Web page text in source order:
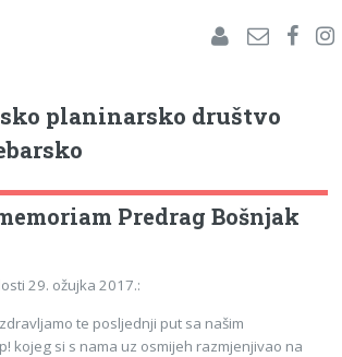
planinarsko društvo
Predrag Bošnjak
29. ožujka 2017.:
te posljednji put sa našim
kojeg si s nama uz osmijeh razmjenjivao na